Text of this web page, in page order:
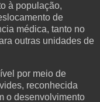
à população,
de
médica, tanto no
outras unidades de
por meio de
reconhecida
o desenvolvimento